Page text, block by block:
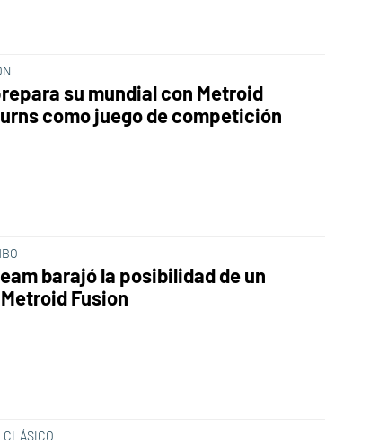
su mundial con Metroid
como juego de competición
barajó la posibilidad de un
Fusion
CLÁSICO